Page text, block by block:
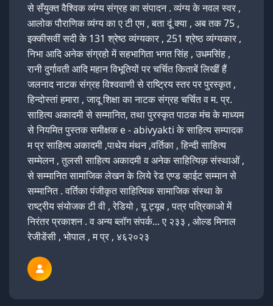
से सँयुक्त वैश्विक व्यंग्य संग्रह का संपादन . व्यंग्य के नवल स्वर ,
आलोक पौराणिक व्यंग्य का ए टी एम , बता दूं क्या , अब तक 75 ,
इक्कीसवीं सदी के 131 श्रेष्ठ व्यंग्यकार , 251 श्रेष्ठ व्यंग्यकार ,
निभा आदि अनेक संग्रहो में सहभागिता भगत सिंह , उधमसिंह ,
रानी दुर्गावती आदि महान विभूतियों पर चर्चित किताबें लिखीं हैं
जलनाद नाटक संग्रह विश्ववाणी से राष्ट्रिय स्तर पर पुरस्कृत ,
हिन्दोस्तां हमारा , जादू शिक्षा का नाटक संग्रह चर्चित व म. प्र.
साहित्य अकादमी से सम्मानित, तथा पुरस्कृत पाठक मंच के माध्यम
से नियमित पुस्तक समीक्षक e - abivyakti के साहित्य सम्पादक
म प्र साहित्य अकादमी ,पाथेय मंथन ,वर्तिका , हिन्दी साहित्य
सम्मेलन , तुलसी साहित्य अकादमी व अनेक साहित्यिक़ संस्थाओं ,
से सम्मानित सामाजिक लेखन के लिये रेड एण्ड व्हाईट सम्मान से
सम्मानित . वर्तिका पंजीकृत साहित्यिक सामाजिक संस्था के
राष्ट्रीय संयोजक टी वी , रेडियो , यू ट्यूब , पत्र पत्रिकाओ में
निरंतर प्रकाशन . व अन्य ब्लॉग संपर्क... ए २३३ , ओल्ड मिनाल
रेजीडेंसी , भोपाल , म प्र , ४६२०२३